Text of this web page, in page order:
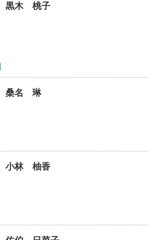
黒木 桃子
桑名 琳
小林 柚香